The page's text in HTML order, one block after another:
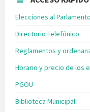
Elecciones al
Directorio Telefónico
Reglamentos y
Horario y precio de los
PGOU
Biblioteca Municipal